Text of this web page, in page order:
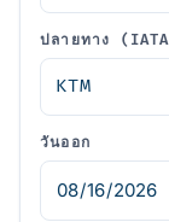
ปลายทาง
วันออก